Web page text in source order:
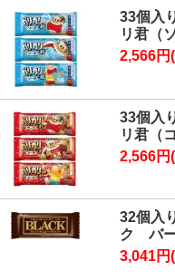
33個
リ君（
2,566円
33個
リ君（
2,566円
32個
ク バ
3,041円